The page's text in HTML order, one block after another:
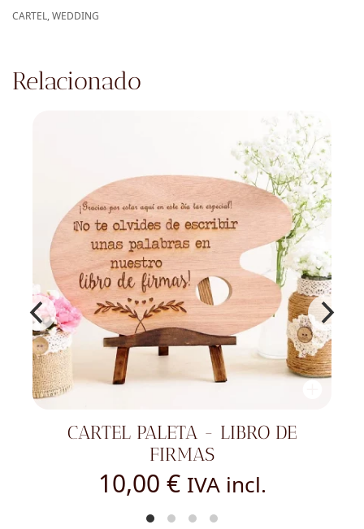
CARTEL,WEDDING
Relacionado
SAQUITO DE LINO BODA - BICI
VINTAGE
2,50 € IVA incl.